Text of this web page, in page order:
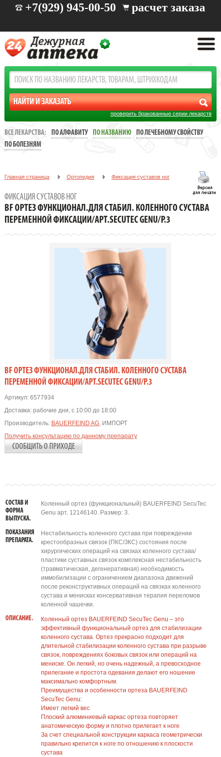
+7(929) 945-00-50 расчет заказа
проверить бракованные серии лекарств
ВСЕ ЛЕКАРСТВА: ПО АЛФАВИТУ ПО НАЗВАНИЮ
ПО ЛЕЧЕБНОМУ СВОЙСТВУ
ПО БОЛЕЗНЯМ
Главная страница Ортопедия Фиксация суставов ног
ПЕРЕМЕННОЙ ФИКСАЦИИ/АРТ.SECUTEC GENU/Р.3
ФИКСАЦИЯ СУСТАВОВ НОГ
BF ОРТЕЗ ФУНКЦИОНАЛ.ДЛЯ СТАБИЛ. КОЛЕННОГО СУСТАВА
ПЕРЕМЕННОЙ ФИКСАЦИИ/АРТ.SECUTEC GENU/Р.3
BF ОРТЕЗ ФУНКЦИОНАЛ.ДЛЯ СТАБИЛ. КОЛЕННОГО СУСТАВА
ПЕРЕМЕННОЙ ФИКСАЦИИ/АРТ.SECUTEC GENU/Р.3
Артикул:6577934
Доставка: рабочие дни, с 10:00 до 18:00
Производитель: BAUERFEIND AG, ИМПОРТ
Получить консультацию по данному препарату
СООБЩИТЬ О ПРИХОДЕ
СОСТАВ И
ФОРМА
ВЫПУСКА.
Коленный ортез (функциональный) BAUERFEIND SecuTec
Genu арт. 12146140. Размер: 3.
ПОКАЗАНИЯ
ПРЕПАРАТА.
Нестабильность коленного сустава при повреждении
крестообразных связок (ПКС/ЗКС) состояния после
хирургических операций на связках коленного сустава/
пластики суставных связок комплексная нестабильность
(травматическая, дегенеративная) необходимость
иммобилизации с ограничением диапазона движений
после реконструктивных операций на связках коленного
сустава и менисках консервативная терапия переломов
коленной чашечки.
ОПИСАНИЕ.
Коленный ортез BAUERFEIND SecuTec Genu – это
эффективный функциональный ортез для стабилизации
коленного сустава. Ортез прекрасно подходит для
длительной стабилизации коленного сустава при разрыве
связок, повреждениях боковых связок или операций на
мениске. Он легкий, но очень надежный, а превосходное
прилегание и простота одевания делают его ношение
максимально комфортным.
Преимущества и особенности ортеза BAUERFEIND
SecuTec Genu:
Имеет легкий вес
Плоский алюминиевый каркас ортеза повторяет
анатомическую форму и плотно прилегает к ноге
За счет специальной конструкции каркаса геометрически
правильно крепится к ноге по отношению к плоскости
сустава